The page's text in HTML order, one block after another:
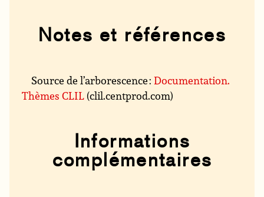
Notes et références
Source de l’arborescence :Documentation.
Thèmes CLIL (clil.centprod.com)
Informations
complémentaires